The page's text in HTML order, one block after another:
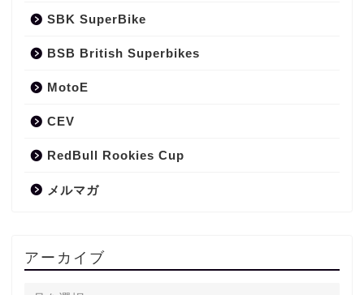
SBK SuperBike
BSB British Superbikes
MotoE
CEV
RedBull Rookies Cup
メルマガ
アーカイブ